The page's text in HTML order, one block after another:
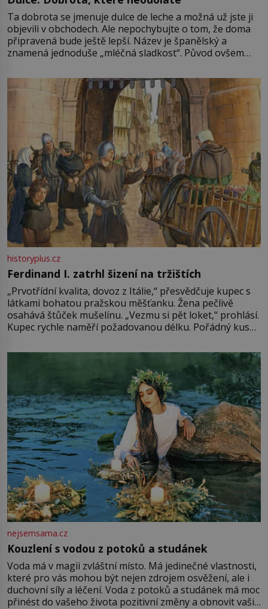
Ta dobrota se jmenuje dulce de leche a možná už jste ji
objevili v obchodech. Ale nepochybujte o tom, že doma
připravená bude ještě lepší. Název je španělský a
znamená jednoduše „mléčná sladkost“. Původ ovšem
pře hned několik latinskoamerických zemí a k tomu
Francie, kde se traduje,
historyplus.cz
Ferdinand I. zatrhl šizení na tržištích
„Prvotřídní kvalita, dovoz z Itálie,“ přesvědčuje kupec s
látkami bohatou pražskou měšťanku. Žena pečlivě
osahává štůček mušelínu. „Vezmu si pět loket,“ prohlásí.
Kupec rychle naměří požadovanou délku. Pořádný kus
milostpaní. Stačí jenom na sukni,“ zhodnotí švadlena
množství růžového mušelínu. „Ošidili vás, podívejte.“
nejsemsama.cz
Kouzlení s vodou z potoků a studánek
Voda má v magii zvláštní místo. Má jedinečné vlastnosti,
které pro vás mohou být nejen zdrojem osvěžení, ale i
duchovní síly a léčení. Voda z potoků a studánek má moc
přinést do vašeho života pozitivní změny a obnovit vaši